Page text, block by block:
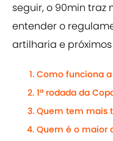
seguir, o 90min
entender o
artilharia e
Como funciona
1ª rodada da
Quem tem mais
Quem é o maior